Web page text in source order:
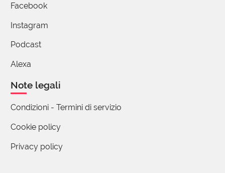
Facebook
Instagram
Podcast
Alexa
Note legali
Condizioni - Termini di servizio
Cookie policy
Privacy policy